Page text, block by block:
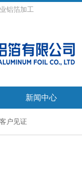
铝箔加工
新闻中心
户见证